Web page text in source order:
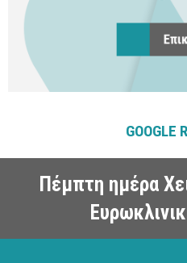
GOOGLE
Πέμπτη ημέρα